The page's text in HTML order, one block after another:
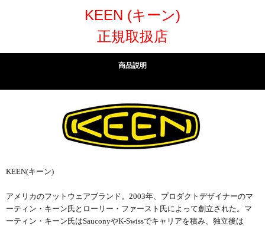
KEEN (キーン)
正規取扱店
商品説明
KEEN(キーン)
アメリカのフットウェアブランド。2003年、プロダクトデザイナーのマ
ーティン・キーン氏とローリー・ファースト氏によって創立された。マ
ーティン・キーン氏はSauconyやK-Swissでキャリアを積み、独立後は